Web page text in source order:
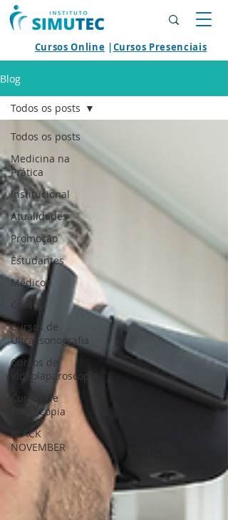
Cursos Online |Cursos Presenciais
Blog
Todos os posts
Medicina na
Prática
Institucional
Atualidades
Promoção
Estudantes
Médicos
Cursos
Cursos de
Ultrassonografia
Cursos de
Videolaparoscopia
Cursos de
Endoscopia
BLACK
NOVEMBER
Todos os posts